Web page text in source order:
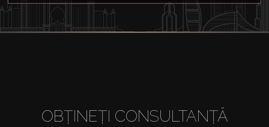
OBȚINEȚI CONSULTANȚĂ